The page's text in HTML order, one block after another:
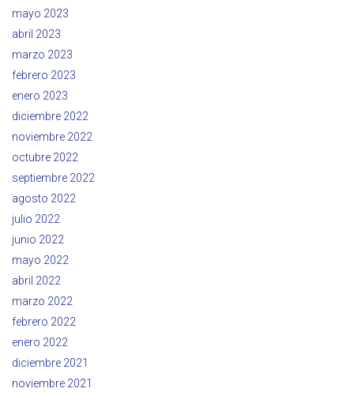
mayo 2023
abril 2023
marzo 2023
febrero 2023
enero 2023
diciembre 2022
noviembre 2022
octubre 2022
septiembre 2022
agosto 2022
julio 2022
junio 2022
mayo 2022
abril 2022
marzo 2022
febrero 2022
enero 2022
diciembre 2021
noviembre 2021